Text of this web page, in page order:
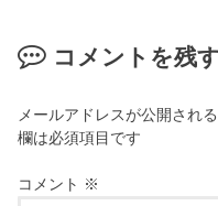
コメントを残
メールアドレスが公開され
欄は必須項目です
コメント ※